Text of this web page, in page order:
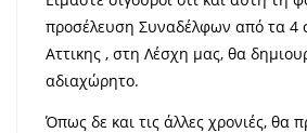
προσέλευση Συναδέλφων από τα 4
Αττικης , στη Λέσχη μας, θα
αδιαχώρητο.
Όπως δε και τις άλλες χρονιές, θα